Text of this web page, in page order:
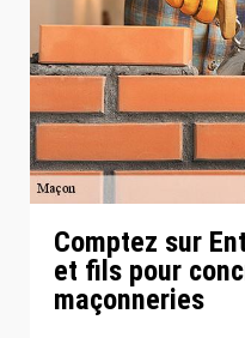
Comptez sur
et fils pour
maçonneries